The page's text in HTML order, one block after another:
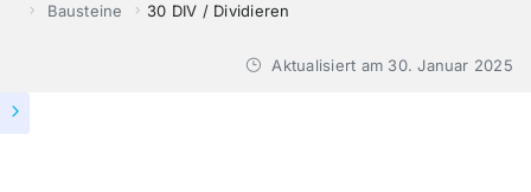
Bausteine
30 DIV / Dividieren
Aktualisiert am 30. Januar 2025